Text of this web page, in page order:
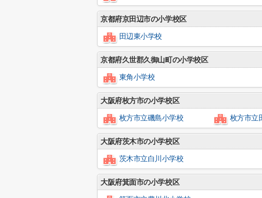
京都府京田辺市の小学校区
田辺東小学校
京都府久世郡久御山町の小学校区
東角小学校
大阪府枚方市の小学校区
枚方市立磯島小学校 枚方市立
大阪府茨木市の小学校区
茨木市立白川小学校
大阪府箕面市の小学校区